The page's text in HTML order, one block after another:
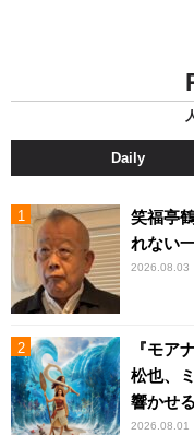
Daily
笑福亭
れない
2026.08.03
『モア
松也、
響かせる
2026.08.01